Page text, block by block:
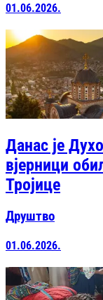
01.06.2026.
Данас је
вјерници
Тројице
Друштво
01.06.2026.